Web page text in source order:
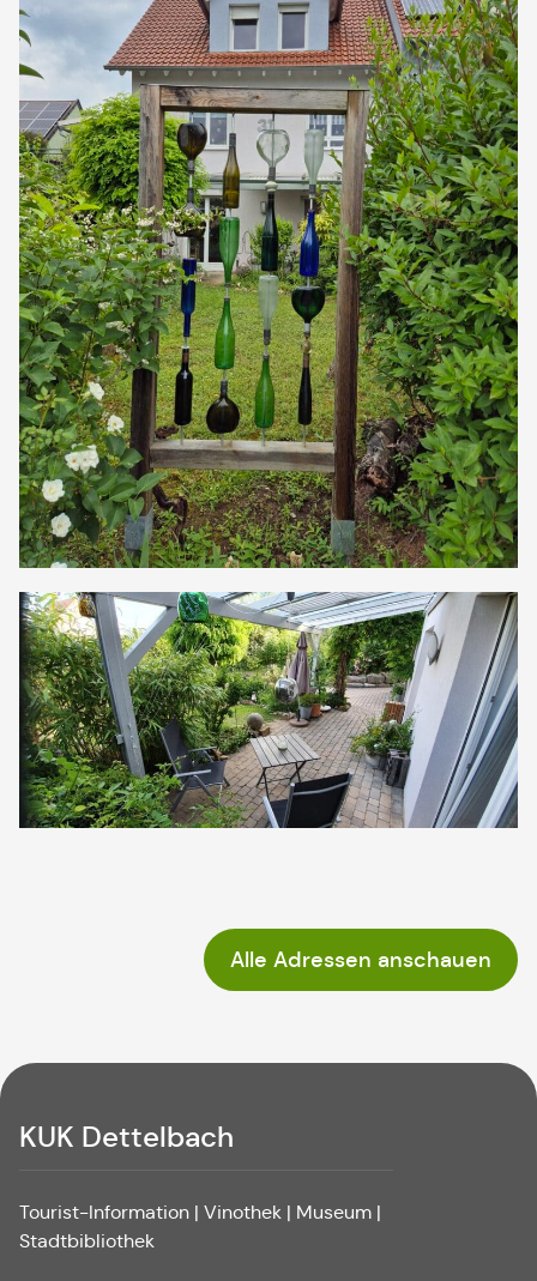
Alle Adressen anschauen
KUK Dettelbach
Tourist-Information | Vinothek | Museum |
Stadtbibliothek